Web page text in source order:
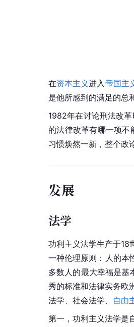
在资本主义进入帝国主
是他所感到的满足的总
1982年在讨论刑法改
的法律改革有哪一项不
习惯焕然一新，整个政
发展
法学
功利主义法学生产于18
一种伦理原则 ：人的
多数人的最大幸福是基
秀的标准和法律实务欧
法学、社会法学、 自由
第一，功利主义法学是